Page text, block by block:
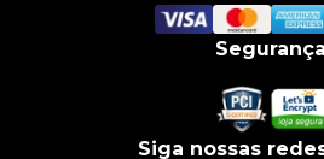
Segurança
Siga nossas